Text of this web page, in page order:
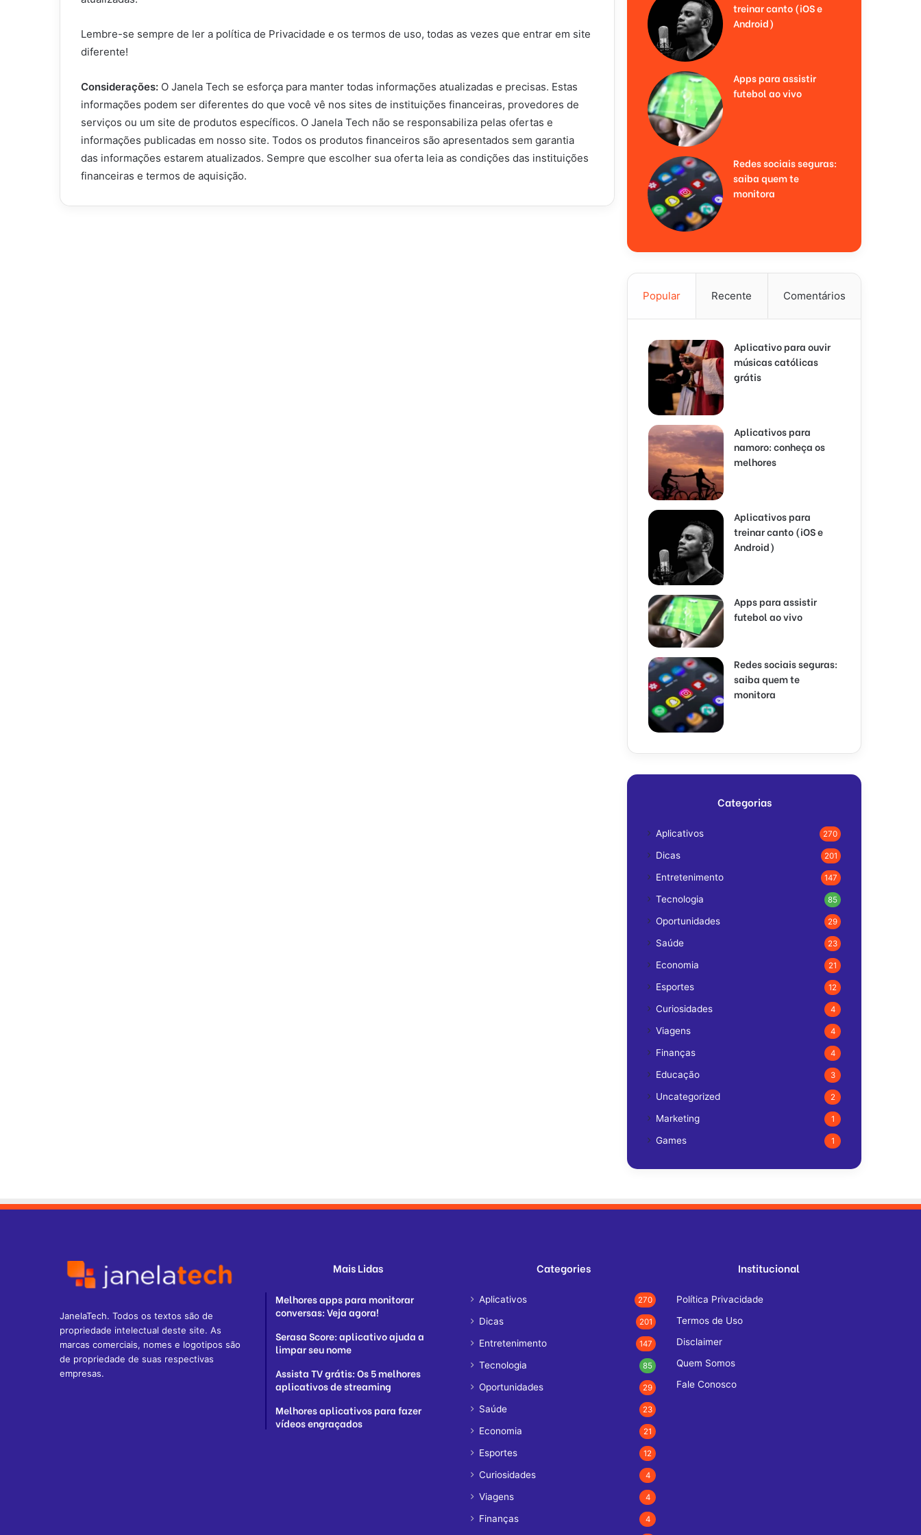
Lembre-se sempre de ler a política de Privacidade e os termos de uso, todas as vezes que entrar em site
diferente!
Considerações: O Janela Tech se esforça para manter todas informações atualizadas e precisas. Estas
informações podem ser diferentes do que você vê nos sites de instituições financeiras, provedores de
serviços ou um site de produtos específicos. O Janela Tech não se responsabiliza pelas ofertas e
informações publicadas em nosso site. Todos os produtos financeiros são apresentados sem garantia
das informações estarem atualizados. Sempre que escolher sua oferta leia as condições das instituições
financeiras e termos de aquisição.
treinar canto (iOS e
Android)
Apps para assistir
futebol ao vivo
Redes sociais seguras:
saiba quem te
monitora
Popular Recente Comentários
Aplicativo para ouvir
músicas católicas
grátis
Aplicativos para
namoro: conheça os
melhores
Aplicativos para
treinar canto (iOS e
Android)
Apps para assistir
futebol ao vivo
Redes sociais seguras:
saiba quem te
monitora
Categorias
Aplicativos 270
Dicas 201
Entretenimento 147
Tecnologia 85
Oportunidades 29
Saúde 23
Economia 21
Esportes 12
Curiosidades 4
Viagens 4
Finanças 4
Educação 3
Uncategorized 2
Marketing 1
Games 1
JanelaTech. Todos os textos são de
propriedade intelectual deste site. As
marcas comerciais, nomes e logotipos são
de propriedade de suas respectivas
empresas.
Mais Lidas
Melhores apps para monitorar
conversas: Veja agora!
Serasa Score: aplicativo ajuda a
limpar seu nome
Assista TV grátis: Os 5 melhores
aplicativos de streaming
Melhores aplicativos para fazer
vídeos engraçados
Categories
Aplicativos 270
Dicas 201
Entretenimento 147
Tecnologia 85
Oportunidades 29
Saúde 23
Economia 21
Esportes 12
Curiosidades 4
Viagens 4
Finanças 4
Institucional
Política Privacidade
Termos de Uso
Disclaimer
Quem Somos
Fale Conosco